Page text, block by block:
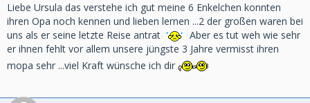
Liebe Ursula das verstehe ich gut meine 6 Enkelchen konnten
ihren Opa noch kennen und lieben lernen ...2 der großen waren bei
uns als er seine letzte Reise antrat
Aber es tut weh wie sehr
er ihnen fehlt vor allem unsere jüngste 3 Jahre vermisst ihren
mopa sehr ...viel Kraft wünsche ich dir